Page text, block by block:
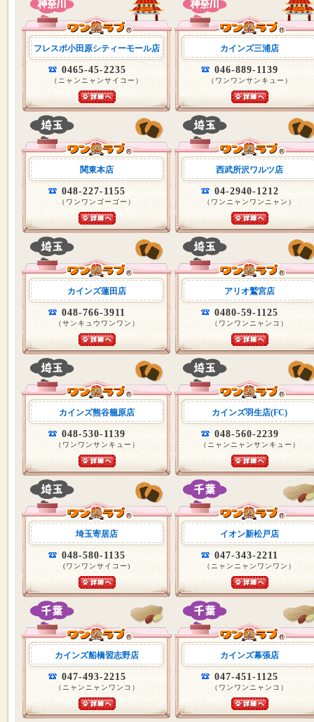
フレスポ小田原シティーモール店
0465-45-2235
（ニャンニャンサイコー）
カインズ三浦店
046-889-1139
（ワンワンサンキュー）
関東本店
048-227-1155
（ワンワンゴーゴー）
西武所沢ワルツ店
04-2940-1212
（ワンニャンワンニャン）
カインズ蓮田店
048-766-3911
（サンキュウワンワン）
アリオ鷲宮店
0480-59-1125
（ワンワンニャンコ）
カインズ熊谷籠原店
048-530-1139
（ワンワンサンキュー）
カインズ羽生店(FC)
048-560-2239
（ニャンニャンサンキュー）
埼玉寄居店
048-580-1135
(ワンワンサイコー)
イオン新松戸店
047-343-2211
（ニャンニャンワンワン）
カインズ船橋習志野店
047-493-2215
（ニャンニャンワンコ）
カインズ幕張店
047-451-1125
（ワンワンニャンコ）